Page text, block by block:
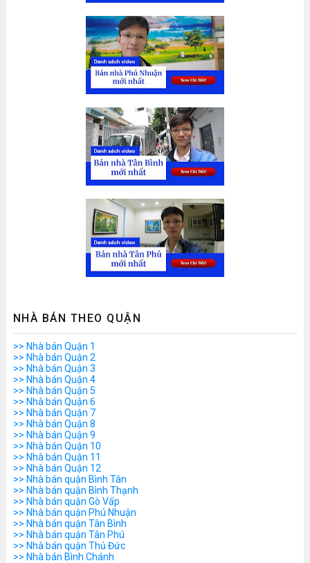
NHÀ BÁN THEO QUẬN
>> Nhà bán Quận 1
>> Nhà bán Quận 2
>> Nhà bán Quận 3
>> Nhà bán Quận 4
>> Nhà bán Quận 5
>> Nhà bán Quận 6
>> Nhà bán Quận 7
>> Nhà bán Quận 8
>> Nhà bán Quận 9
>> Nhà bán Quận 10
>> Nhà bán Quận 11
>> Nhà bán Quận 12
>> Nhà bán quận Bình Tân
>> Nhà bán quận Bình Thạnh
>> Nhà bán quận Gò Vấp
>> Nhà bán quận Phú Nhuận
>> Nhà bán quận Tân Bình
>> Nhà bán quận Tân Phú
>> Nhà bán quận Thủ Đức
>> Nhà bán Bình Chánh